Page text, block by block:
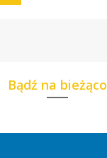
Bądź na bieżąco